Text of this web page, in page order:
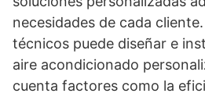
necesidades de cada
técnicos puede diseñar e
aire acondicionado
cuenta factores como la